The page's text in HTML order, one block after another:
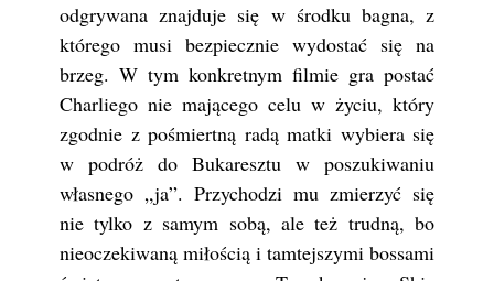
odgrywana znajduje się w środku bagna, z
którego musi bezpiecznie wydostać się na
brzeg. W tym konkretnym filmie gra postać
Charliego nie mającego celu w życiu, który
zgodnie z pośmiertną radą matki wybiera się
w podróż do Bukaresztu w poszukiwaniu
własnego „ja”. Przychodzi mu zmierzyć się
nie tylko z samym sobą, ale też trudną, bo
nieoczekiwaną miłością i tamtejszymi bossami